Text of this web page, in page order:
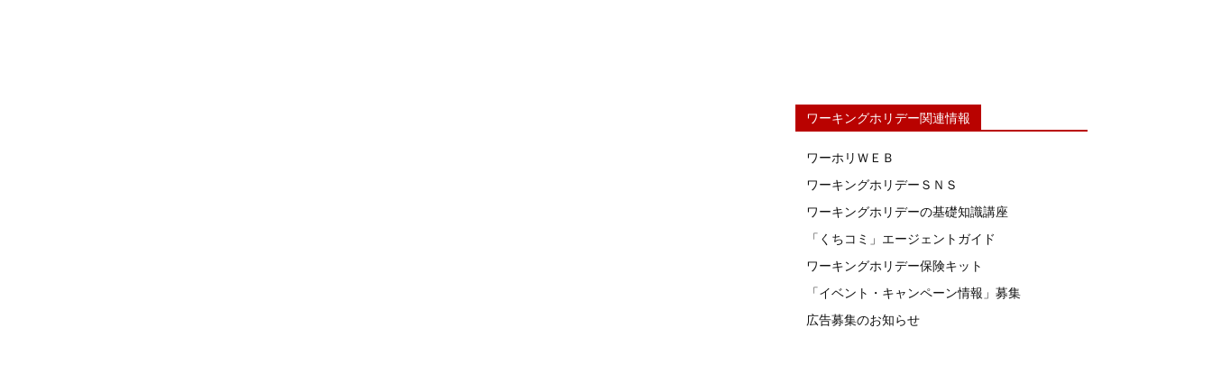
ワーキングホリデー関連情報
ワーホリＷＥＢ
ワーキングホリデーＳＮＳ
ワーキングホリデーの基礎知識講座
「くちコミ」エージェントガイド
ワーキングホリデー保険キット
「イベント・キャンペーン情報」募集
広告募集のお知らせ